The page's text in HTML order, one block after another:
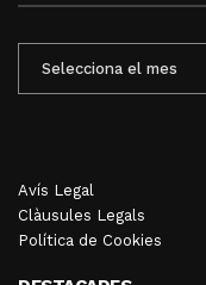
MENSUALS
Avís Legal
Clàusules Legals
Política de Cookies